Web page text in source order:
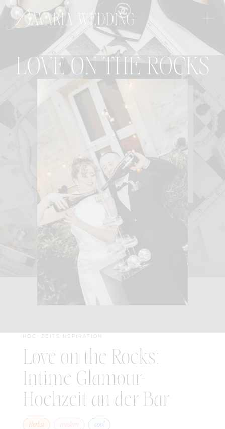
Bavaria wedding +
LOVE ON THE ROCKS
HOCHZEITSINSPIRATION
Love on the Rocks:
Intime Glamour-
Hochzeit an der Bar
Herbst cool